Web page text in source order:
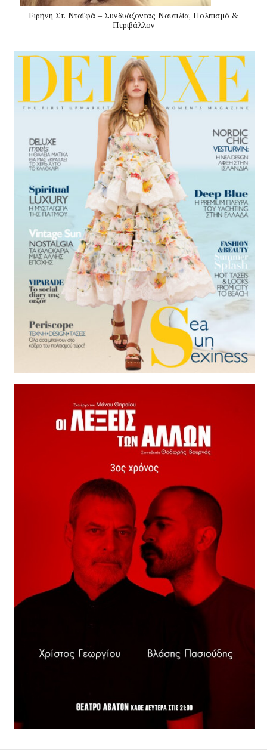
Ειρήνη Στ. Νταϊφά – Συνδυάζοντας Ναυτιλία, Πολιτισµό &
Περιβάλλον